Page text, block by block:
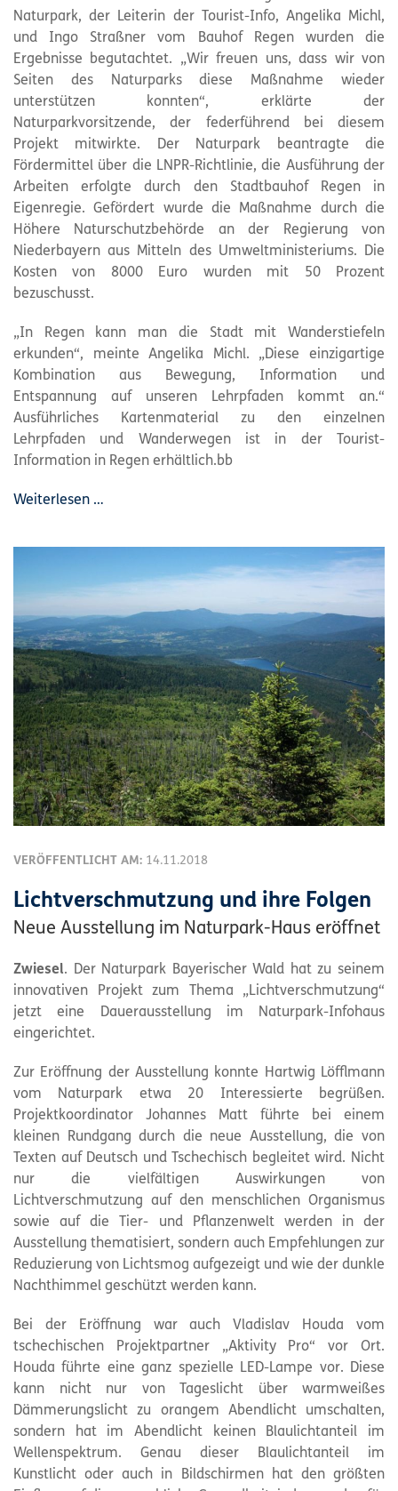
Naturpark, der Leiterin der Tourist-Info, Angelika Michl,
und Ingo Straßner vom Bauhof Regen wurden die
Ergebnisse begutachtet. „Wir freuen uns, dass wir von
Seiten des Naturparks diese Maßnahme wieder
unterstützen konnten“, erklärte der
Naturparkvorsitzende, der federführend bei diesem
Projekt mitwirkte. Der
Naturpark beantragte die
Fördermittel über die LNPR-Richtlinie, die Ausführung der
Arbeiten erfolgte durch den Stadtbauhof Regen in
Eigenregie. Gefördert wurde die Maßnahme durch die
Höhere Naturschutzbehörde an der Regierung von
Niederbayern aus Mitteln des Umweltministeriums. Die
Kosten von 8000 Euro wurden mit 50 Prozent
bezuschusst.
„In Regen kann man die Stadt mit Wanderstiefeln
erkunden“, meinte Angelika Michl. „Diese einzigartige
Kombination aus Bewegung, Information und
Entspannung auf unseren Lehrpfaden kommt an.“
Ausführliches Kartenmaterial zu den einzelnen
Lehrpfaden und Wanderwegen ist in der Tourist-
Information in Regen erhältlich.bb
Weiterlesen …
VERÖFFENTLICHT AM: 14.11.2018
Lichtverschmutzung und ihre Folgen
Neue Ausstellung im Naturpark-Haus eröffnet
Zwiesel. Der Naturpark Bayerischer Wald hat zu seinem
innovativen Projekt zum Thema „Lichtverschmutzung“
jetzt eine Dauerausstellung im
Naturpark-Infohaus
eingerichtet.
Zur Eröffnung der Ausstellung konnte Hartwig Löfflmann
vom Naturpark etwa 20 Interessierte begrüßen.
Projektkoordinator Johannes Matt führte bei einem
kleinen Rundgang durch die neue Ausstellung, die von
Texten auf Deutsch und Tschechisch begleitet wird. Nicht
nur die vielfältigen Auswirkungen von
Lichtverschmutzung auf den menschlichen Organismus
sowie auf die Tier- und Pflanzenwelt werden in der
Ausstellung thematisiert, sondern auch Empfehlungen zur
Reduzierung von Lichtsmog aufgezeigt und wie der dunkle
Nachthimmel geschützt werden kann.
Bei der Eröffnung war auch Vladislav Houda vom
tschechischen Projektpartner „Aktivity Pro“ vor Ort.
Houda führte eine ganz spezielle LED-Lampe vor. Diese
kann nicht nur von Tageslicht über warmweißes
Dämmerungslicht zu orangem Abendlicht umschalten,
sondern hat im Abendlicht keinen Blaulichtanteil im
Wellenspektrum. Genau dieser Blaulichtanteil im
Kunstlicht oder auch in Bildschirmen hat den größten